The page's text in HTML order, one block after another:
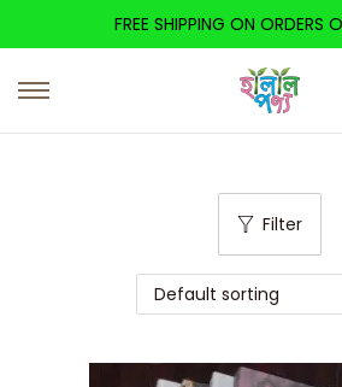
FREE SHIPPING ON ORDERS
Filter